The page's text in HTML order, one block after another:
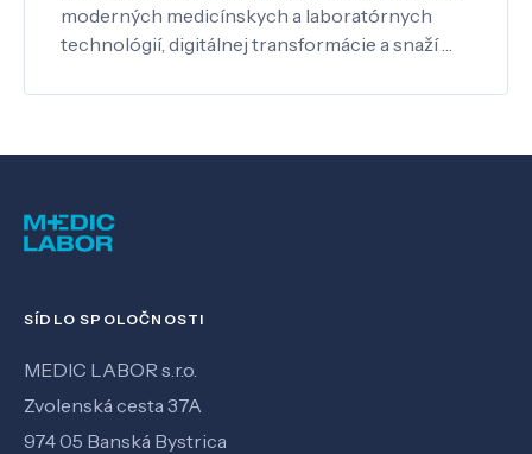
moderných medicínskych a laboratórnych
technológií, digitálnej transformácie a snaží …
SÍDLO SPOLOČNOSTI
MEDIC LABOR s.r.o.
Zvolenská cesta 37A
974 05 Banská Bystrica